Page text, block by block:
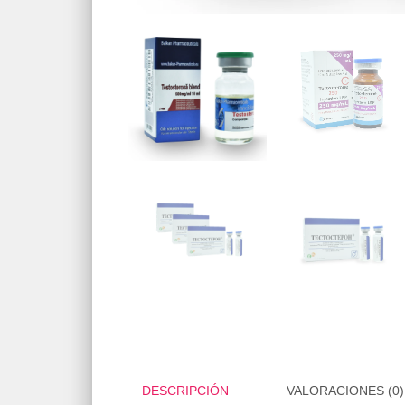
DESCRIPCIÓN VALORACIONES (0)